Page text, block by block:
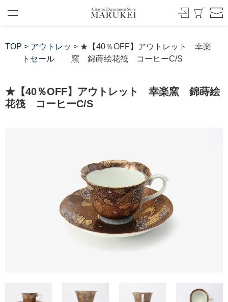
TOP > アウトレッ
トセール
> ★【40％OFF】アウトレット 幸楽
窯 錦蒔絵花筏 コーヒーC/S
★【40％OFF】アウトレット 幸楽窯 錦蒔絵
花筏 コーヒーC/S